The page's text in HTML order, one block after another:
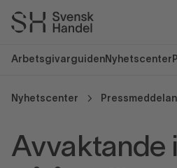
Arbetsgivarguiden Nyhetscenter
Nyhetscenter
Avvaktande